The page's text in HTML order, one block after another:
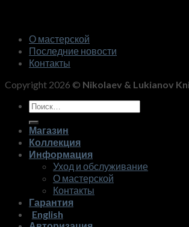
О мастерской
Последние новости
Контакты
Copyright 2026 © Nikolaev & Lukianov
Искать:
Магазин
Коллекция
Информация
Уход и обслуживание
О мастерской
Контакты
Гарантия
English